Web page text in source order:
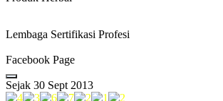
Lembaga Sertifikasi Profesi
Facebook Page
Sejak 30 Sept 2013